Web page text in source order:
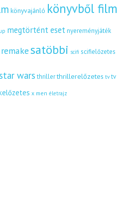
könyvajánló könyvből film
megtörtént eset nyereményjáték
remakesatöbbi scifi scifielőzetes
star wars thriller thrillerelőzetes tv tv
x men életrajz